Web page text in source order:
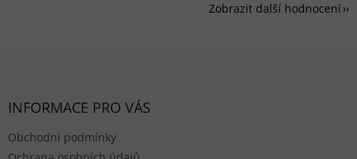
Zobrazit další hodnocení
INFORMACE PRO VÁS
Obchodní podmínky